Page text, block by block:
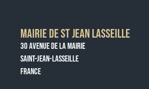
MAIRIE DE ST JEAN LASSEILLE
30 AVENUE DE LA MAIRIE
SAINT-JEAN-LASSEILLE
FRANCE